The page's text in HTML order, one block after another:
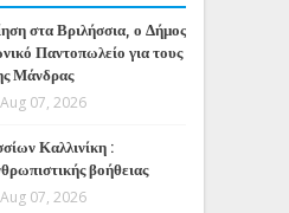
στα Βριλήσσια, ο Δήμος
Παντοπωλείο για τους
Μάνδρας
Aug 07, 2026
Καλλινίκη :
βοήθειας
Aug 07, 2026